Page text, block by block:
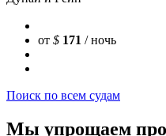
от $ 171 / ночь
Поиск по всем судам
Мы упрощаем